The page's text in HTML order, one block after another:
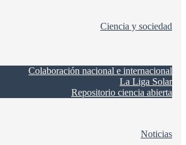
Ciencia y sociedad
Colaboración nacional e internacional
La Liga Solar
Repositorio ciencia abierta
Noticias